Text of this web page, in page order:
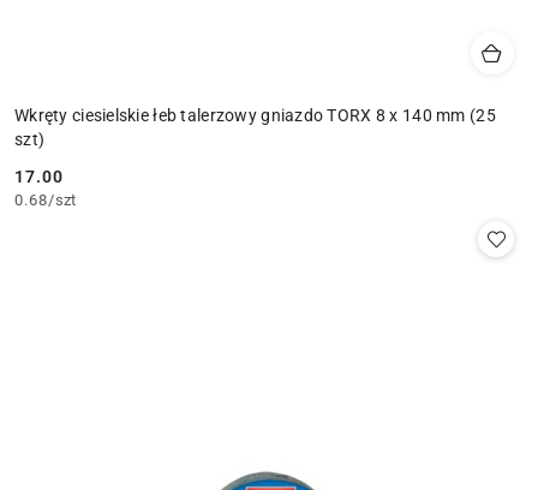
Wkręty ciesielskie łeb talerzowy gniazdo TORX 8 x 140 mm (25
szt)
Cena:
17.00
0.68/szt